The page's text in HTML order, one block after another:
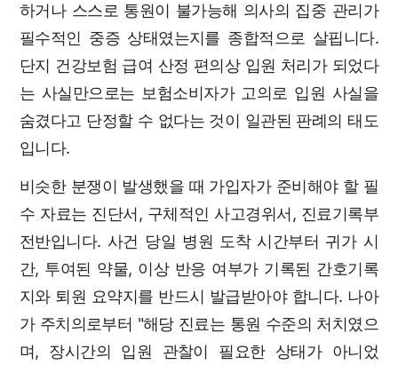
하거나 스스로 통원이 불가능해 의사의 집중 관리가
필수적인 중증 상태였는지를 종합적으로 살핍니다.
단지 건강보험 급여 산정 편의상 입원 처리가 되었다
는 사실만으로는 보험소비자가 고의로 입원 사실을
숨겼다고 단정할 수 없다는 것이 일관된 판례의 태도
입니다.
비슷한 분쟁이 발생했을 때 가입자가 준비해야 할 필
수 자료는 진단서, 구체적인 사고경위서, 진료기록부
전반입니다. 사건 당일 병원 도착 시간부터 귀가 시
간, 투여된 약물, 이상 반응 여부가 기록된 간호기록
지와 퇴원 요약지를 반드시 발급받아야 합니다. 나아
가 주치의로부터 "해당 진료는 통원 수준의 처치였으
며, 장시간의 입원 관찰이 필요한 상태가 아니었